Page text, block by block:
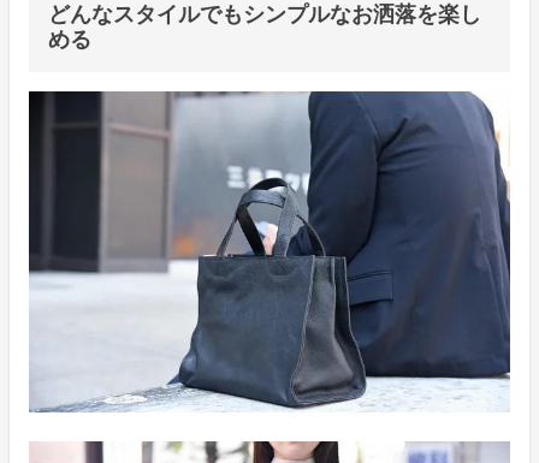
どんなスタイルでもシンプルなお洒落を楽し
める